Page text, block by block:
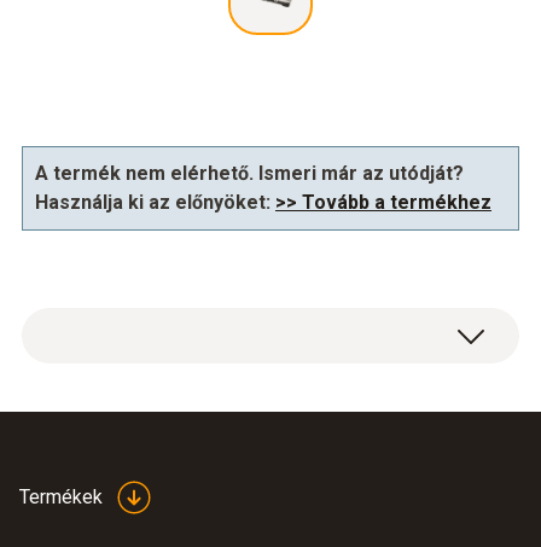
A termék nem elérhető. Ismeri már az utódját?
Használja ki az előnyöket: >> Tovább a termékhez
Általános műszaki adatok
Méretek
Termékek